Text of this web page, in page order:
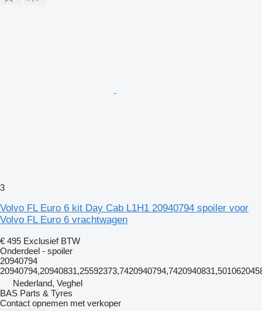
3
Volvo FL Euro 6 kit Day Cab L1H1 20940794 spoiler voor
Volvo FL Euro 6 vrachtwagen
€ 495 Exclusief BTW
Onderdeel - spoiler
20940794
Nederland, Veghel
BAS Parts & Tyres
Contact opnemen met verkoper